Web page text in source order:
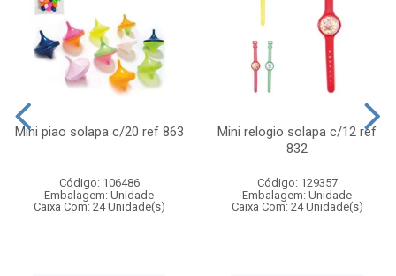
Mini piao solapa c/20 ref 863
Código: 106486
Embalagem: Unidade
Caixa Com: 24 Unidade(s)
Mini relogio solapa c/12 ref
832
Código: 129357
Embalagem: Unidade
Caixa Com: 24 Unidade(s)